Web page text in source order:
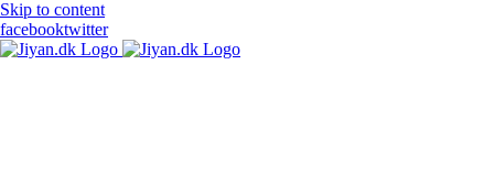
Skip to content
facebooktwitter